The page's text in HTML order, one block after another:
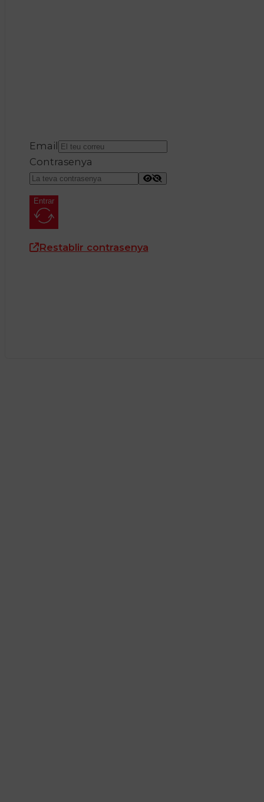
Email
Contrasenya
Entrar
Restablir contrasenya